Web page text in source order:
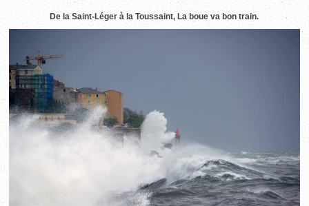
De la Saint-Léger à la Toussaint, La boue va bon train.